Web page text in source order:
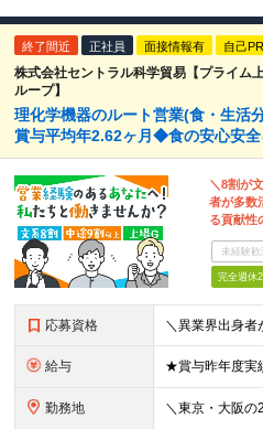
終了間近 正社員 面接情報有 自己
株式会社セントラル科学貿易【プライム
ループ】
理化学機器のルート営業(食・生
賞与平均年2.62ヶ月◆食の安心安全
＼8割が
者が多数
る貢献性
未経験歓
完全週休2
応募資格
給与
勤務地